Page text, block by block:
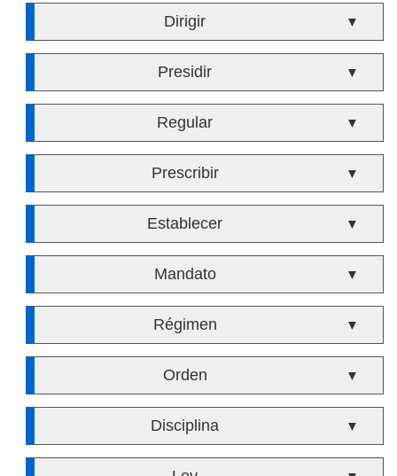
Dirigir ▼
Presidir ▼
Regular ▼
Prescribir ▼
Establecer ▼
Mandato ▼
Régimen ▼
Orden ▼
Disciplina ▼